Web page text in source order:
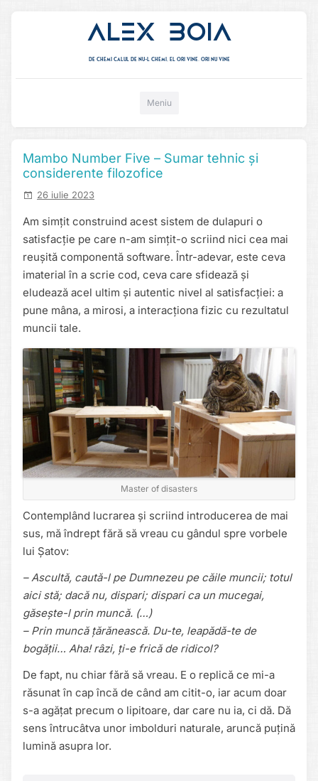
Alex Boia
De chemi calul de nu-l chemi, el ori vine. ori nu vine
Meniu
Mambo Number Five – Sumar tehnic și
considerente filozofice
26 iulie 2023
Am simțit construind acest sistem de dulapuri o
satisfacție pe care n-am simțit-o scriind nici cea mai
reușită componentă software. Într-adevar, este ceva
imaterial în a scrie cod, ceva care sfidează și
eludează acel ultim și autentic nivel al satisfacției: a
pune mâna, a mirosi, a interacționa fizic cu rezultatul
muncii tale.
Master of disasters
Contemplând lucrarea și scriind introducerea de mai
sus, mă îndrept fără să vreau cu gândul spre vorbele
lui Șatov:
– Ascultă, caută-l pe Dumnezeu pe căile muncii; totul
aici stă; dacă nu, dispari; dispari ca un mucegai,
găsește-l prin muncă. (…)
– Prin muncă țărănească. Du-te, leapădă-te de
bogății… Aha! râzi, ți-e frică de ridicol?
De fapt, nu chiar fără să vreau. E o replică ce mi-a
răsunat în cap încă de când am citit-o, iar acum doar
s-a agățat precum o lipitoare, dar care nu ia, ci dă. Dă
sens întrucâtva unor imbolduri naturale, aruncă puțină
lumină asupra lor.